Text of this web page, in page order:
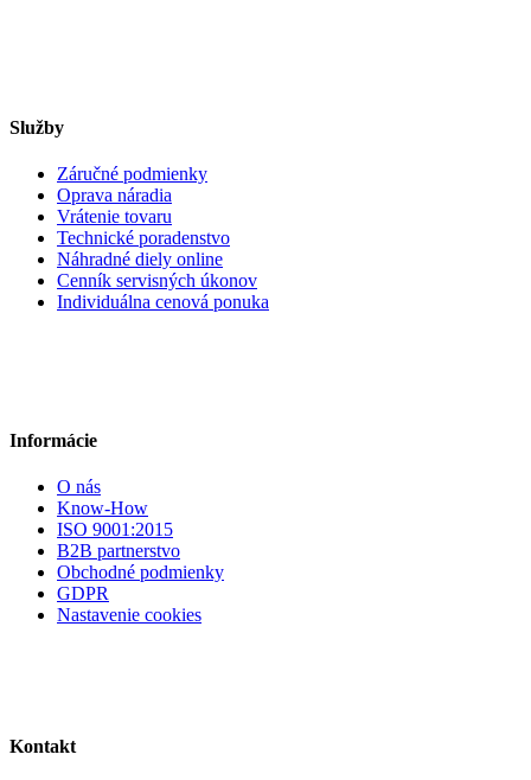
Služby
Záručné podmienky
Oprava náradia
Vrátenie tovaru
Technické poradenstvo
Náhradné diely online
Cenník servisných úkonov
Individuálna cenová ponuka
Informácie
O nás
Know-How
ISO 9001:2015
B2B partnerstvo
Obchodné podmienky
GDPR
Nastavenie cookies
Kontakt